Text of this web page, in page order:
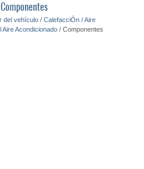
del vehículo / CalefacciÓn / Aire
Acondicionado / Componentes